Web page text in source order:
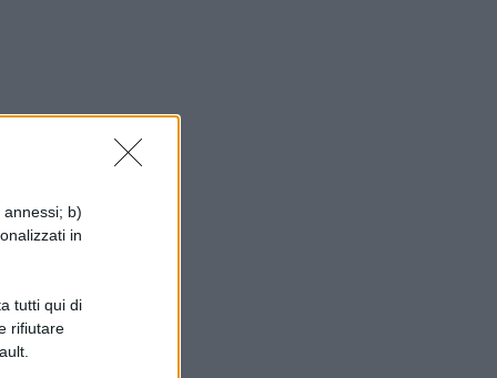
b)
in
tutti qui di
rifiutare